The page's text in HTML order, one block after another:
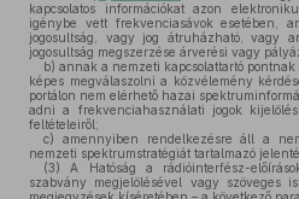
kapcsolatos információkat azon
igénybe vett frekvenciasávok esetében,
jogosultság, vagy jog átruházható, vagy
jogosultság megszerzése árverési vagy
b) annak a nemzeti kapcsolattartó
képes megválaszolni a közvélemény
portálon nem elérhető hazai
adni a frekvenciahasználati jogok
feltételeiről;
c) amennyiben rendelkezésre áll a
nemzeti spektrumstratégiát tartalmazó
(3) A Hatóság a rádióinterfész-
szabvány megjelölésével vagy szöveges